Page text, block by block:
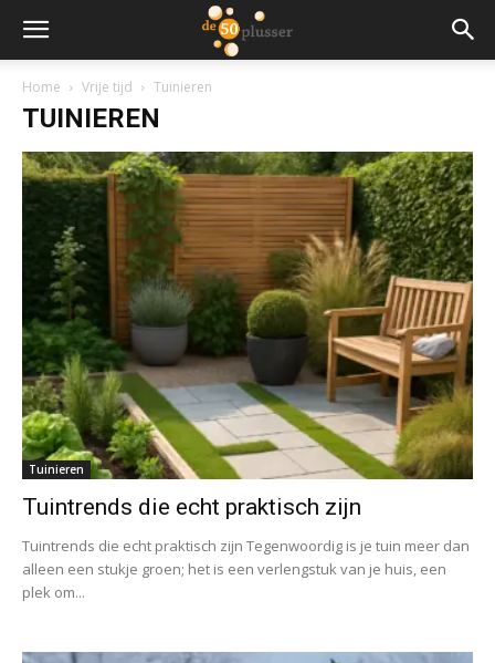
Home Vrije tijd Tuinieren
TUINIEREN
Tuinieren
Tuintrends die echt praktisch zijn
Tuintrends die echt praktisch zijn Tegenwoordig is je tuin meer dan
alleen een stukje groen; het is een verlengstuk van je huis, een
plek om...